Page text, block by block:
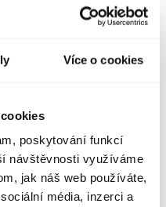
Více o cookies
poskytování funkcí
návštěvnosti využíváme
jak náš web používáte,
média, inzerci a